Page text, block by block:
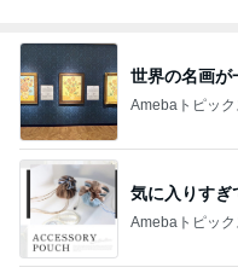
世界の名画が
Amebaトピック
気に入りすぎ
Amebaトピック